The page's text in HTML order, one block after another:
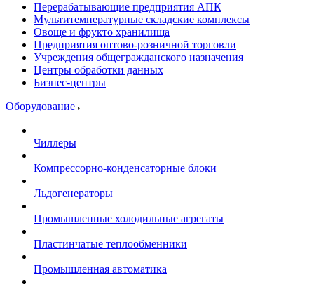
Перерабатывающие предприятия АПК
Мультитемпературные складские комплексы
Овоще и фрукто хранилища
Предприятия оптово-розничной торговли
Учреждения общегражданского назначения
Центры обработки данных
Бизнес-центры
Оборудование
Чиллеры
Компрессорно-конденсаторные блоки
Льдогенераторы
Промышленные холодильные агрегаты
Пластинчатые теплообменники
Промышленная автоматика